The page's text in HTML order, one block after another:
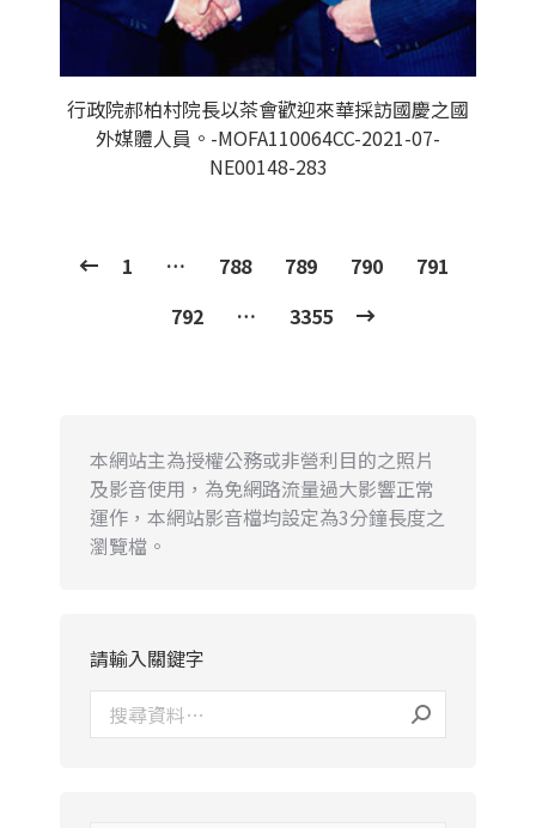
行政院郝柏村院長以茶會歡迎來華採訪國慶之國
外媒體人員。-MOFA110064CC-2021-07-
NE00148-283
1 … 788 789 790
791
792
… 3355
本網站主為授權公務或非營利目的之照片
及影音使用，為免網路流量過大影響正常
運作，本網站影音檔均設定為3分鐘長度之
瀏覽檔。
請輸入關鍵字